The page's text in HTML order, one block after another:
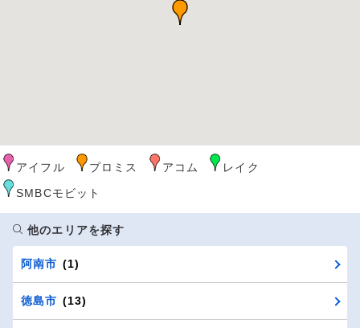
アイフル プロミス アコム
レイク
SMBCモビット
他のエリアを探す
阿南市 (1)
徳島市 (13)